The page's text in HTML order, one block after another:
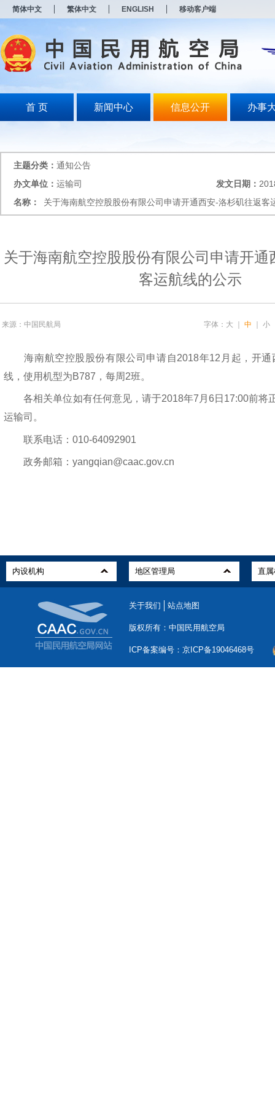
简体中文 繁体中文 ENGLISH 移动客户端
首 页 新闻中心 信息公开 办事
主题分类： 通知公告
办文单位： 运输司 发文日期：
名称：
关于海南航空控股股份有限公司申请开通西安-洛杉矶往返客
关于海南航空控股股份有限公司申请开通
客运航线的公示
来源：中国民航局 字体： 大 ｜中 ｜小
海南航空控股股份有限公司申请自2018年12月起，开通
线，使用机型为B787，每周2班。
各相关单位如有任何意见，请于2018年7月6日17:00前将
运输司。
联系电话：010-64092901
政务邮箱：yangqian@caac.gov.cn
关于我们 站点地图
版权所有：中国民用航空局
ICP备案编号：京ICP备19046468号
打
开
无
障
说
开
式